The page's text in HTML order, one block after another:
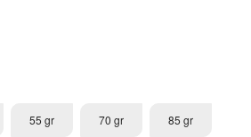
55 gr 70 gr 85 gr